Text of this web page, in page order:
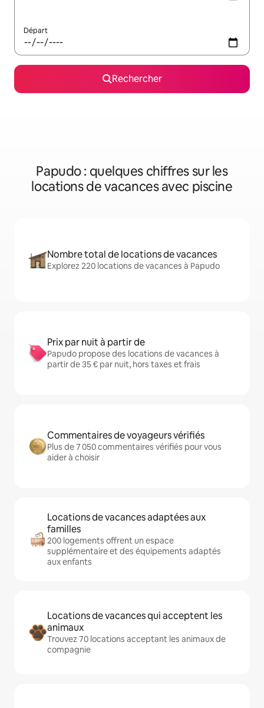
Départ
Rechercher
Papudo : quelques chiffres sur les
locations de vacances avec piscine
Nombre total de locations de vacances
Explorez 220 locations de vacances à Papudo
Prix par nuit à partir de
Papudo propose des locations de vacances à
partir de 35 € par nuit, hors taxes et frais
Commentaires de voyageurs vérifiés
Plus de 7 050 commentaires vérifiés pour vous
aider à choisir
Locations de vacances adaptées aux
familles
200 logements offrent un espace
supplémentaire et des équipements adaptés
aux enfants
Locations de vacances qui acceptent les
animaux
Trouvez 70 locations acceptant les animaux de
compagnie